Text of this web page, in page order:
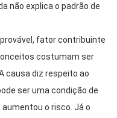
não explica o padrão de
fator contribuinte
costumam ser
causa diz respeito ao
ser uma condição de
o risco. Já o